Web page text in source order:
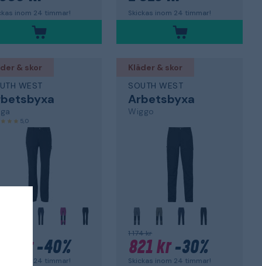
inom 24 timmar! Skickas inom 24 timmar!
& skor
WEST
5,0
-40%
inom 24 timmar!
Kläder & skor
SOUTH WEST
Arbetsbyxa
Wiggo
1 174 kr
821 kr-30%
Skickas inom 24 timmar!